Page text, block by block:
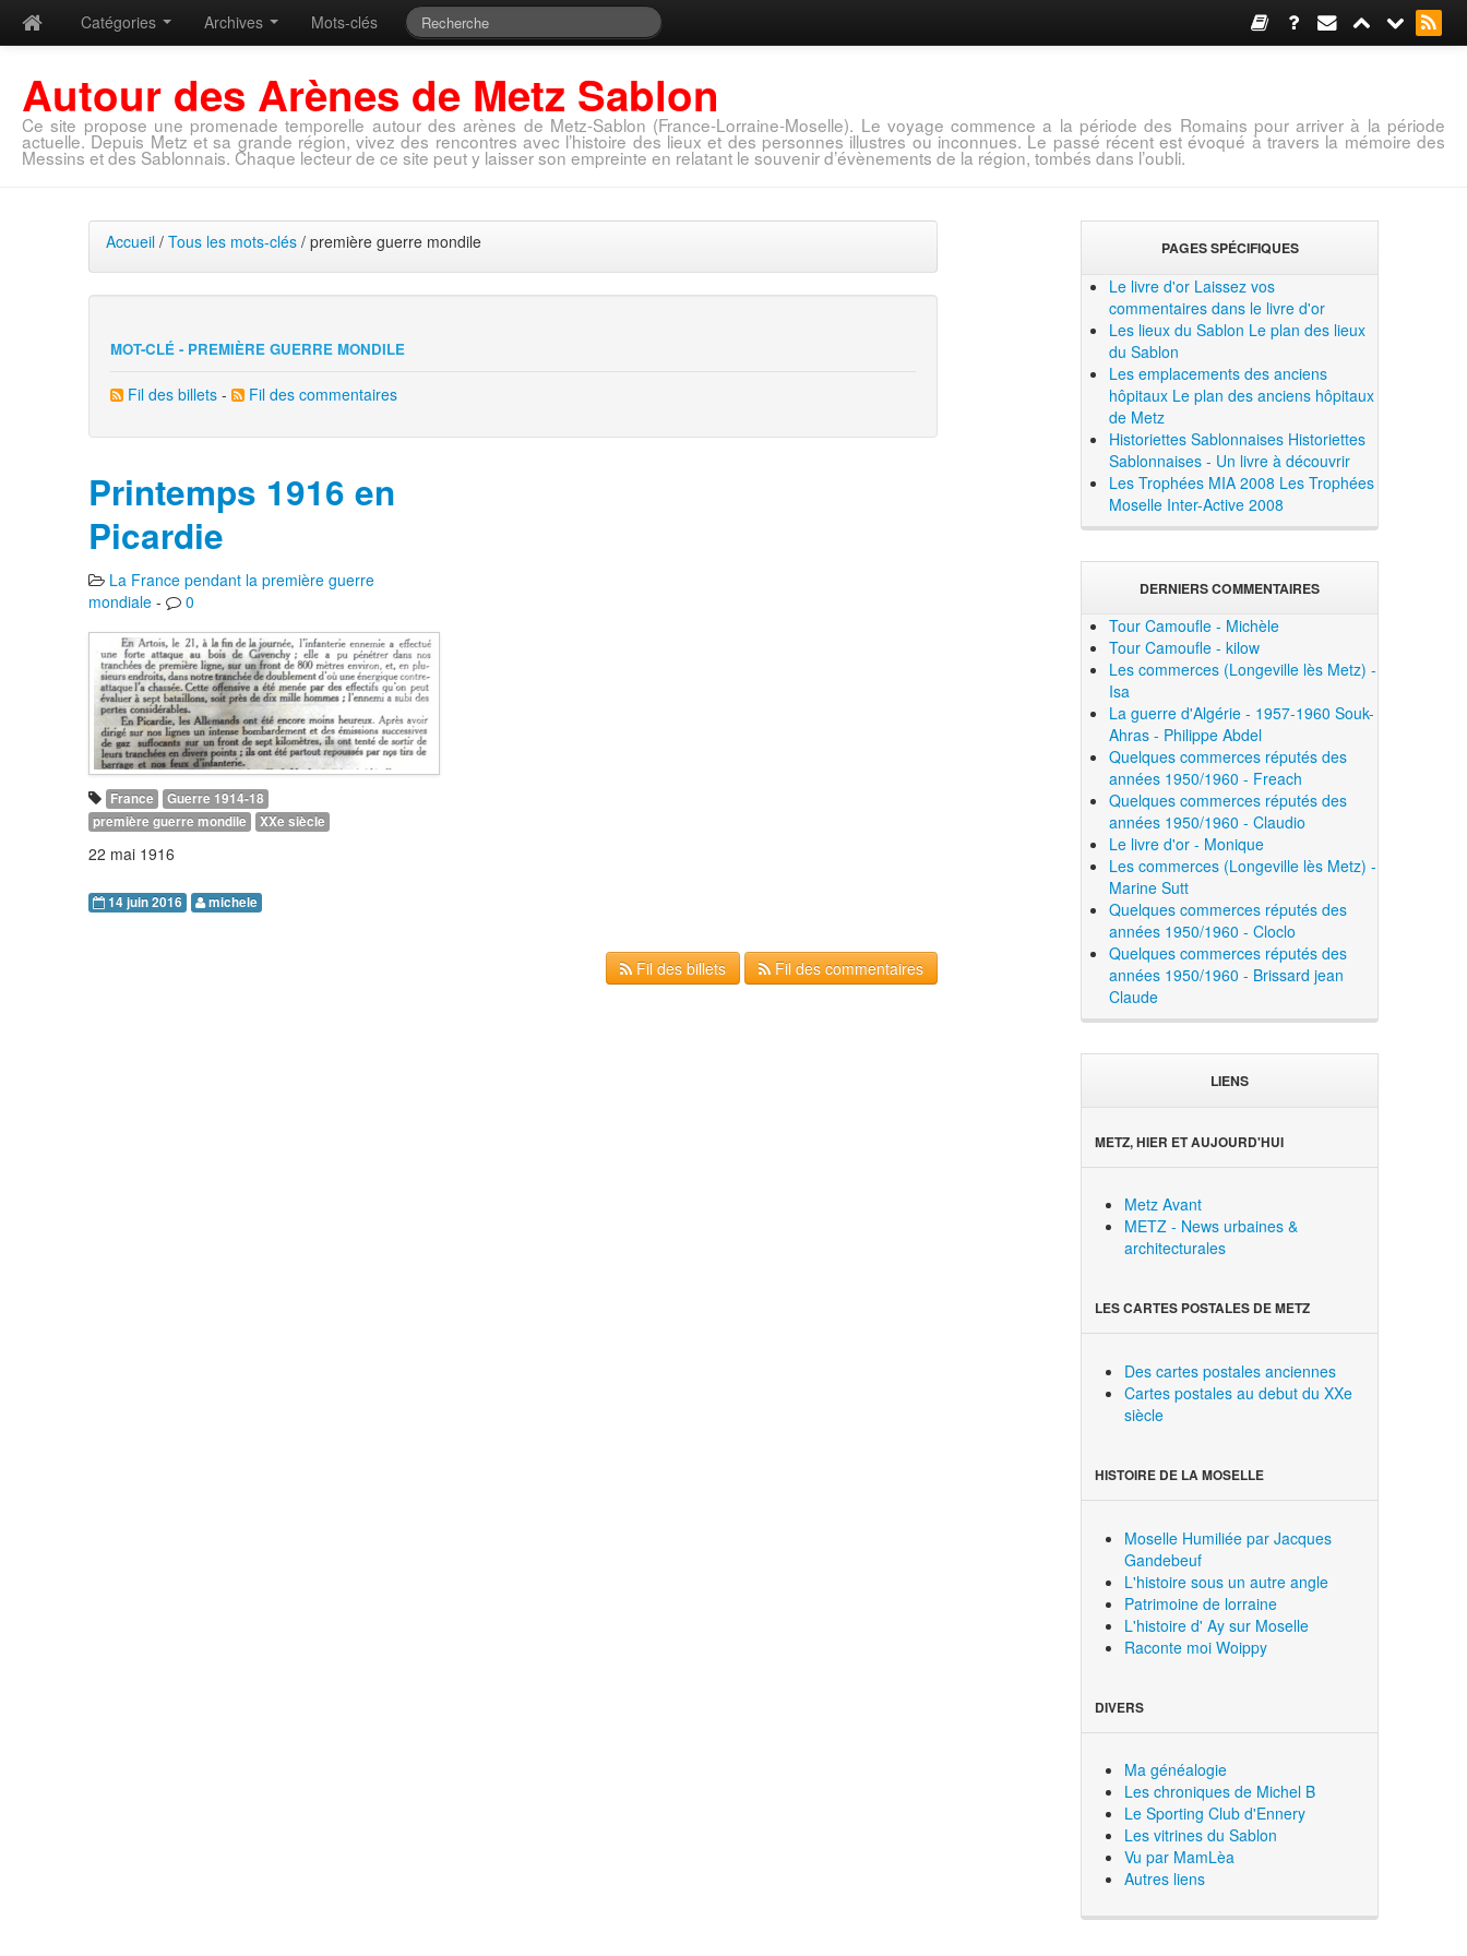
Catégories Archives Mots-clés
Autour des Arènes de Metz Sablon
Ce site propose une promenade temporelle autour des arènes de Metz-Sablon (France-Lorraine-Moselle). Le voyage commence a la période des Romains pour arriver à la période
actuelle. Depuis Metz et sa grande région, vivez des rencontres avec l’histoire des lieux et des personnes illustres ou inconnues. Le passé récent est évoqué à travers la mémoire des
Messins et des Sablonnais. Chaque lecteur de ce site peut y laisser son empreinte en relatant le souvenir d’évènements de la région, tombés dans l’oubli.
Accueil/ Tous les mots-clés/ première guerre mondile
MOT-CLÉ - PREMIÈRE GUERRE MONDILE
Fil des billets- Fil des commentaires
Printemps 1916 en
Picardie
La France pendant la première guerre
mondiale- 0
France
Guerre 1914-18
première guerre mondile
XXe siècle
22 mai 1916
14 juin 2016 michele
Fil des billets Fil des commentaires
PAGES SPÉCIFIQUES
Le livre d'or Laissez vos
commentaires dans le livre d'or
Les lieux du Sablon Le plan des lieux
du Sablon
Les emplacements des anciens
hôpitaux Le plan des anciens hôpitaux
de Metz
Historiettes Sablonnaises Historiettes
Sablonnaises - Un livre à découvrir
Les Trophées MIA 2008 Les Trophées
Moselle Inter-Active 2008
DERNIERS COMMENTAIRES
Tour Camoufle - Michèle
Tour Camoufle - kilow
Les commerces (Longeville lès Metz) -
Isa
La guerre d'Algérie - 1957-1960 Souk-
Ahras - Philippe Abdel
Quelques commerces réputés des
années 1950/1960 - Freach
Quelques commerces réputés des
années 1950/1960 - Claudio
Le livre d'or - Monique
Les commerces (Longeville lès Metz) -
Marine Sutt
Quelques commerces réputés des
années 1950/1960 - Cloclo
Quelques commerces réputés des
années 1950/1960 - Brissard jean
Claude
LIENS
METZ, HIER ET AUJOURD'HUI
Metz Avant
METZ - News urbaines &
architecturales
LES CARTES POSTALES DE METZ
Des cartes postales anciennes
Cartes postales au debut du XXe
siècle
HISTOIRE DE LA MOSELLE
Moselle Humiliée par Jacques
Gandebeuf
L'histoire sous un autre angle
Patrimoine de lorraine
L'histoire d' Ay sur Moselle
Raconte moi Woippy
DIVERS
Ma généalogie
Les chroniques de Michel B
Le Sporting Club d'Ennery
Les vitrines du Sablon
Vu par MamLèa
Autres liens